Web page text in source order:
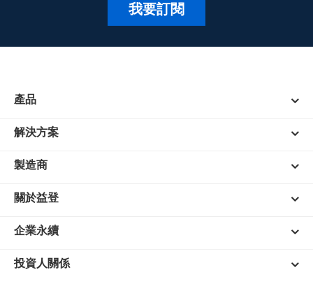
我要訂閱
產品
解決方案
製造商
關於益登
企業永續
投資人關係